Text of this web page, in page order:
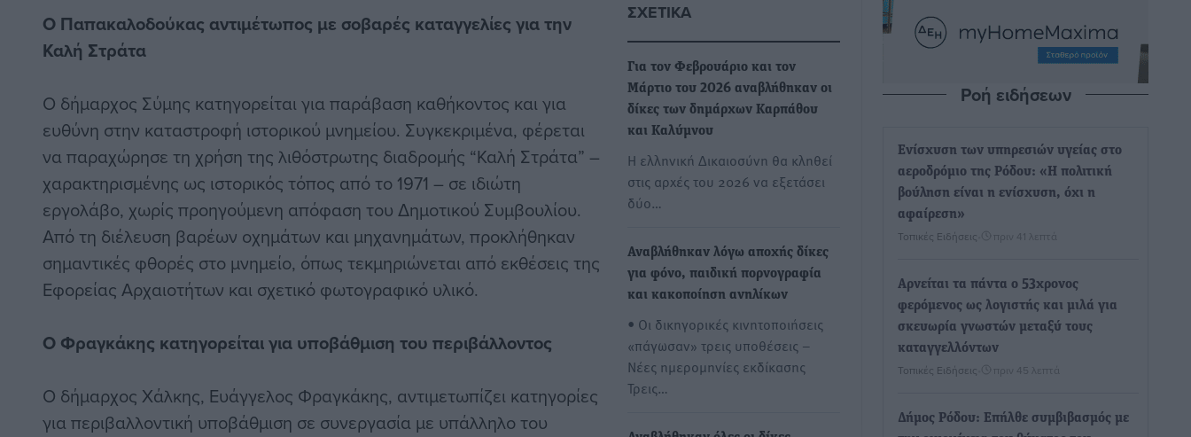
Ο Παπακαλοδούκας αντιμέτωπος με σοβαρές καταγγελίες γιατην
Καλή Στράτα
Ο δήμαρχος Σύμης κατηγορείται για παράβαση καθήκοντος και για
ευθύνη στην καταστροφή ιστορικού μνημείου. Συγκεκριμένα, φέρεται
να παραχώρησε τη χρήση της λιθόστρωτης διαδρομής “Καλή Στράτα” –
χαρακτηρισμένης ως ιστορικός τόπος από το 1971 – σε ιδιώτη
εργολάβο, χωρίς προηγούμενη απόφαση του Δημοτικού Συμβουλίου.
Από τη διέλευση βαρέων οχημάτων και μηχανημάτων, προκλήθηκαν
σημαντικές φθορές στο μνημείο, όπως τεκμηριώνεται από εκθέσεις της
Εφορείας Αρχαιοτήτων και σχετικό φωτογραφικό υλικό.
Ο Φραγκάκης κατηγορείται για υποβάθμιση του περιβάλλοντος
Ο δήμαρχος Χάλκης, Ευάγγελος Φραγκάκης, αντιμετωπίζει κατηγορίες
για περιβαλλοντική υποβάθμιση σε συνεργασία με υπάλληλο του
ΣΧΕΤΙΚΆ
Για τον Φεβρουάριο και τον
Μάρτιο του 2026 αναβλήθηκαν οι
δίκες των δημάρχων Καρπάθου
και Καλύμνου
Η ελληνική Δικαιοσύνη θα κληθεί
στις αρχές του 2026 να εξετάσει
δύο…
Αναβλήθηκαν λόγω αποχής δίκες
για φόνο, παιδική πορνογραφία
και κακοποίηση ανηλίκων
• Οι δικηγορικές κινητοποιήσεις
«πάγωσαν» τρεις υποθέσεις –
Νέες ημερομηνίες εκδίκασης
Τρεις…
Ροή ειδήσεων
Ενίσχυση των υπηρεσιών υγείας στο
αεροδρόμιο της Ρόδου: «Η πολιτική
βούληση είναι η ενίσχυση, όχι η
αφαίρεση»
Τοπικές Ειδήσεις πριν 41 λεπτά
Αρνείται τα πάντα ο 53χρονος
φερόμενος ως λογιστής και μιλά για
σκευωρία γνωστών μεταξύ τους
καταγγελλόντων
Τοπικές Ειδήσεις πριν 45 λεπτά
Δήμος Ρόδου: Επήλθε συμβιβασμός με